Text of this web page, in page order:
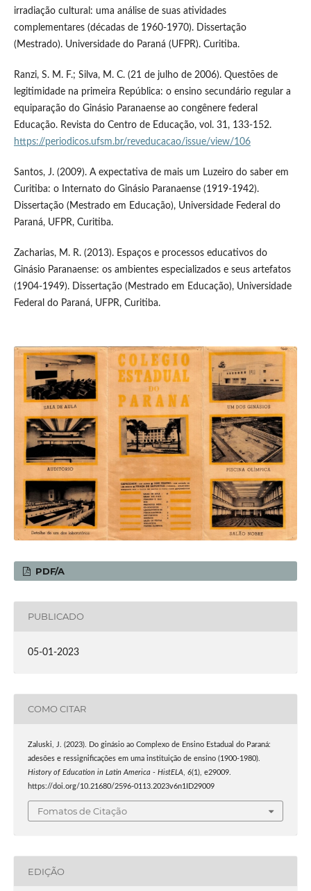
irradiação cultural: uma análise de suas atividades
complementares (décadas de 1960-1970). Dissertação
(Mestrado). Universidade do Paraná (UFPR). Curitiba.
Ranzi, S. M. F.; Silva, M. C. (21 de julho de 2006). Questões de
legitimidade na primeira República: o ensino secundário regular a
equiparação do Ginásio Paranaense ao congênere federal
Educação. Revista do Centro de Educação, vol. 31, 133-152.
https://periodicos.ufsm.br/reveducacao/issue/view/106
Santos, J. (2009). A expectativa de mais um Luzeiro do saber em
Curitiba: o Internato do Ginásio Paranaense (1919-1942).
Dissertação (Mestrado em Educação), Universidade Federal do
Paraná, UFPR, Curitiba.
Zacharias, M. R. (2013). Espaços e processos educativos do
Ginásio Paranaense: os ambientes especializados e seus artefatos
(1904-1949). Dissertação (Mestrado em Educação), Universidade
Federal do Paraná, UFPR, Curitiba.
PDF/A
PUBLICADO
05-01-2023
COMO CITAR
Zaluski, J. (2023). Do ginásio ao Complexo de Ensino Estadual do Paraná:
adesões e ressignificações em uma instituição de ensino (1900-1980).
History of Education in Latin America - HistELA, 6(1), e29009.
https://doi.org/10.21680/2596-0113.2023v6n1ID29009
Fomatos de Citação
EDIÇÃO